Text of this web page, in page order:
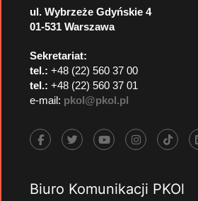
ul. Wybrzeże Gdyńskie 4
01-531 Warszawa
Sekretariat:
tel.: +48 (22) 560 37 00
tel.: +48 (22) 560 37 01
e-mail: pkol@pkol.pl
Biuro Komunikacji PKOl